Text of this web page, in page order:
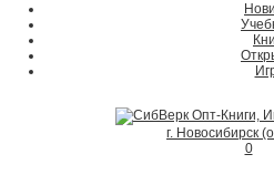
г. Новосибирск
0